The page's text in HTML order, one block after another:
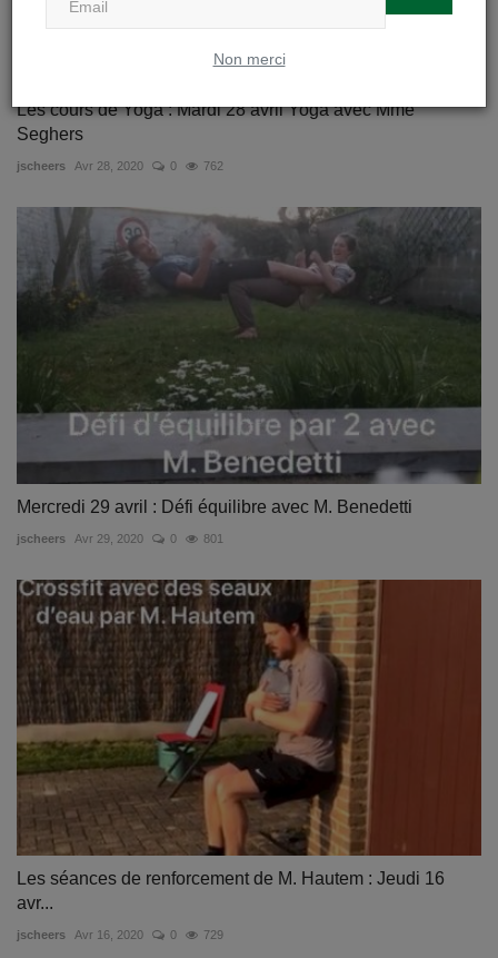
Non merci
Les cours de Yoga : Mardi 28 avril Yoga avec Mme
Seghers
jscheers Avr 28, 2020 0 762
Mercredi 29 avril : Défi équilibre avec M. Benedetti
jscheers Avr 29, 2020 0 801
Les séances de renforcement de M. Hautem : Jeudi 16
avr...
jscheers Avr 16, 2020 0 729